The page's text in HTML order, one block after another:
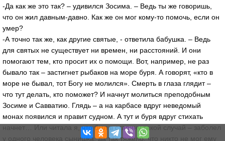
-Да как же это так? – удивился Зосима. – Ведь ты же говоришь,
что он жил давным-давно. Как же он мог кому-то помочь, если он
умер?
-А точно так же, как другие святые, - ответила бабушка. – Ведь
для святых не существует ни времен, ни расстояний. И они
помогают тем, кто просит их о помощи. Вот, например, не раз
бывало так – застигнет рыбаков на море буря. А говорят, «кто в
море не бывал, тот Богу не молился». Смерть в глаза глядит –
что тут делать, кто поможет? И начнут молиться преподобным
Зосиме и Савватию. Глядь – а на карбасе вдруг неведомый
монах появился и правит судном. А тут и буря вдруг стихать
начнет… Или читала я, что был в старину такой случай – заболел
у одного человека сынишка, да так тяжело, что никто не мог ему